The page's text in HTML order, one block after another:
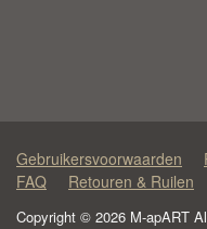
Gebruikersvoorwaarden
FAQ
Retouren & Ruilen
Copyright © 2026 M-apART